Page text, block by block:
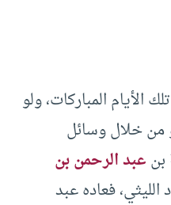
المباركات، ولو
من خلال وسائل
عبد الرحمن بن
الليثي، فعاده عبد